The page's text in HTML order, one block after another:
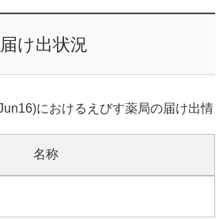
け出状況
におけるえびす薬局の届け出情
名称